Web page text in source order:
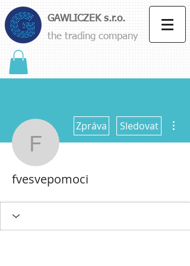
GAWLICZEK s.r.o.
the trading company
fvesvepomoci
Zpráva Sledovat
fvesvepomoci